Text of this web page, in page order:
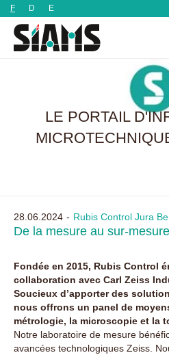
F D E
LE PORTAIL
28.06.2024 Rubis Control Jura
De la mesure au sur-mesure
Fondée en 2015, Rubis Control
collaboration avec Carl Zeiss
Soucieux d’apporter des
nous offrons un panel de
métrologie, la microscopie et la
Notre laboratoire de mesure
avancées technologiques Zeiss.
Panneau de gestion des cookies